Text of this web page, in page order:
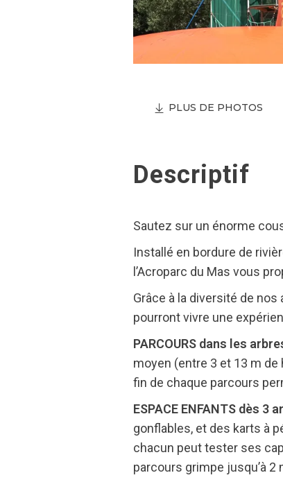
PLUS DE PHOTOS
Descriptif
Sautez sur un énorme
Installé en bordure de
l’Acroparc du Mas vous
Grâce à la diversité de
pourront vivre une
PARCOURS dans les
moyen (entre 3 et 13 m
fin de chaque parcours
ESPACE ENFANTS dès 3
gonflables, et des karts à
chacun peut tester ses
parcours grimpe jusqu’à